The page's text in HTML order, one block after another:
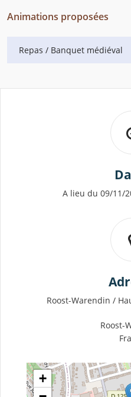
Animations proposées
Repas / Banquet médiéval
A lieu du 09/11/
Roost-Warendin /
Roost-
+